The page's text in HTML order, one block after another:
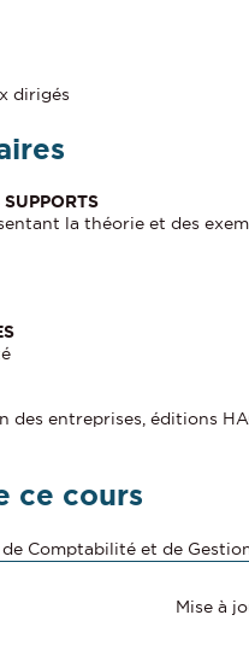
dirigés
la théorie et des
des entreprises, éditions
ce cours
Comptabilité et de
Mise à